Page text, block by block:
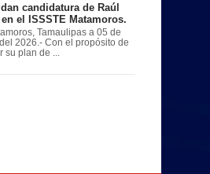
candidatura de Raúl
el ISSSTE Matamoros.
Tamaulipas a 05 de
2026.- Con el propósito de
su plan de ...